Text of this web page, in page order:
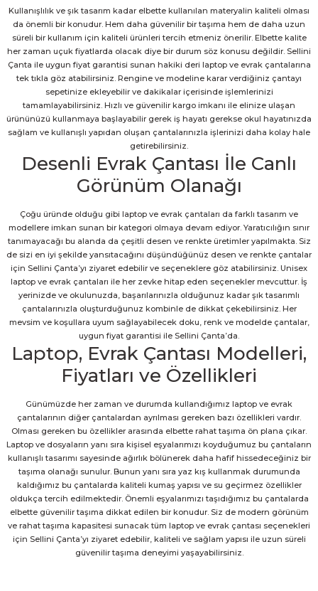
Kullanışlılık ve şık tasarım kadar elbette kullanılan materyalin kaliteli olması
da önemli bir konudur. Hem daha güvenilir bir taşıma hem de daha uzun
süreli bir kullanım için kaliteli ürünleri tercih etmeniz önerilir. Elbette kalite
her zaman uçuk fiyatlarda olacak diye bir durum söz konusu değildir. Sellini
Çanta ile uygun fiyat garantisi sunan hakiki deri laptop ve evrak çantalarına
tek tıkla göz atabilirsiniz. Rengine ve modeline karar verdiğiniz çantayı
sepetinize ekleyebilir ve dakikalar içerisinde işlemlerinizi
tamamlayabilirsiniz. Hızlı ve güvenilir kargo imkanı ile elinize ulaşan
ürününüzü kullanmaya başlayabilir gerek iş hayatı gerekse okul hayatınızda
sağlam ve kullanışlı yapıdan oluşan çantalarınızla işlerinizi daha kolay hale
getirebilirsiniz.
Desenli Evrak Çantası İle Canlı
Görünüm Olanağı
Çoğu üründe olduğu gibi laptop ve evrak çantaları da farklı tasarım ve
modellere imkan sunan bir kategori olmaya devam ediyor. Yaratıcılığın sınır
tanımayacağı bu alanda da çeşitli desen ve renkte üretimler yapılmakta. Siz
de sizi en iyi şekilde yansıtacağını düşündüğünüz desen ve renkte çantalar
için Sellini Çanta’yı ziyaret edebilir ve seçeneklere göz atabilirsiniz. Unisex
laptop ve evrak çantaları ile her zevke hitap eden seçenekler mevcuttur. İş
yerinizde ve okulunuzda, başarılarınızla olduğunuz kadar şık tasarımlı
çantalarınızla oluşturduğunuz kombinle de dikkat çekebilirsiniz. Her
mevsim ve koşullara uyum sağlayabilecek doku, renk ve modelde çantalar,
uygun fiyat garantisi ile Sellini Çanta’da.
Laptop, Evrak Çantası Modelleri,
Fiyatları ve Özellikleri
Günümüzde her zaman ve durumda kullandığımız laptop ve evrak
çantalarının diğer çantalardan ayrılması gereken bazı özellikleri vardır.
Olması gereken bu özellikler arasında elbette rahat taşıma ön plana çıkar.
Laptop ve dosyaların yanı sıra kişisel eşyalarımızı koyduğumuz bu çantaların
kullanışlı tasarımı sayesinde ağırlık bölünerek daha hafif hissedeceğiniz bir
taşıma olanağı sunulur. Bunun yanı sıra yaz kış kullanmak durumunda
kaldığımız bu çantalarda kaliteli kumaş yapısı ve su geçirmez özellikler
oldukça tercih edilmektedir. Önemli eşyalarımızı taşıdığımız bu çantalarda
elbette güvenilir taşıma dikkat edilen bir konudur. Siz de modern görünüm
ve rahat taşıma kapasitesi sunacak tüm laptop ve evrak çantası seçenekleri
için Sellini Çanta’yı ziyaret edebilir, kaliteli ve sağlam yapısı ile uzun süreli
güvenilir taşıma deneyimi yaşayabilirsiniz.